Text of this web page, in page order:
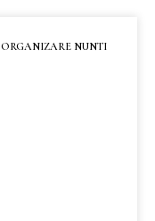
ORGANIZARE NUNTI